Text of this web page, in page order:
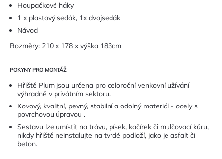
Houpačkové háky
1 x plastový sedák, 1x dvojsedák
Návod
Rozměry: 210 x 178 x výška 183cm
POKYNY PRO MONTÁŽ
Hřiště Plum jsou určena pro celoroční venkovní užívání
výhradně v privátním sektoru.
Kovový, kvalitní, pevný, stabilní a odolný materiál - ocely s
povrchovou úpravou .
Sestavu lze umístit na trávu, písek, kačírek či mulčovací kůru,
nikdy hřiště neinstalujte na tvrdé podloží, jako je asfalt či
beton.